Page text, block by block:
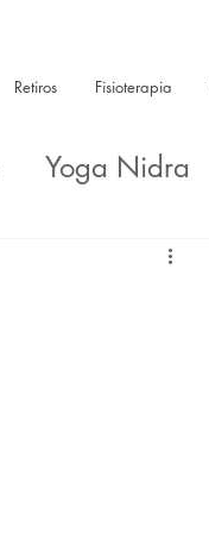
Retiros Fisioterapia
Yoga Nidra